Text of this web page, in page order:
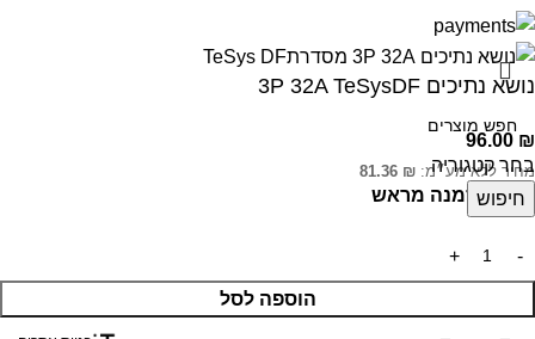
בחר קטגוריה
חיפוש
נושא נתיכים 3P 32A TeSysDF
96.00 ₪
מחיר ללא מע״מ: 81.36 ₪
ניתן להזמנה מראש
הוספה לסל